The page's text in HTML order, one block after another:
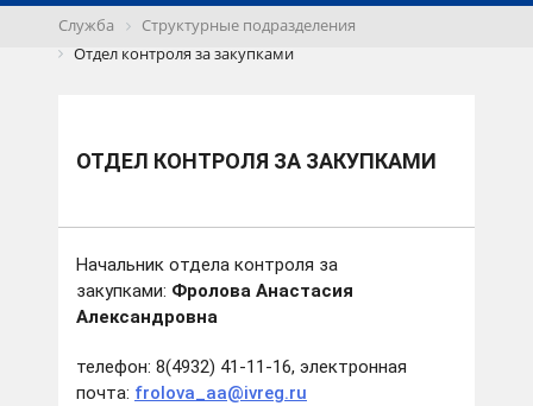
Служба
Структурные подразделения
Отдел контроля за закупками
ОТДЕЛ КОНТРОЛЯ ЗА ЗАКУПКАМИ
Начальник отдела контроля за
закупками: Фролова Анастасия
Александровна
телефон: 8(4932) 41-11-16, электронная
почта: frolova_aa@ivreg.ru